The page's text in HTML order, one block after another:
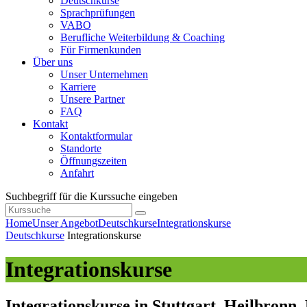
Sprachprüfungen
VABO
Berufliche Weiterbildung & Coaching
Für Firmenkunden
Über uns
Unser Unternehmen
Karriere
Unsere Partner
FAQ
Kontakt
Kontaktformular
Standorte
Öffnungszeiten
Anfahrt
Suchbegriff für die Kurssuche eingeben
HomeUnser AngebotDeutschkurseIntegrationskurse
Deutschkurse Integrationskurse
Integrationskurse